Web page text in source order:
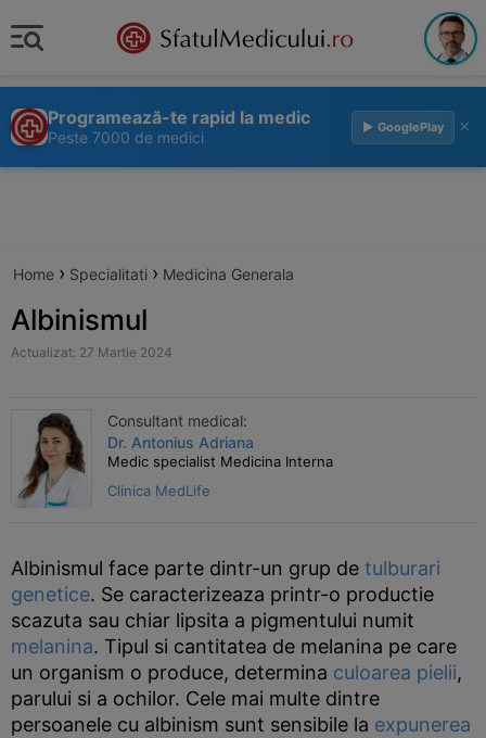
Programează-te rapid la medic
Peste 7000 de medici
▶ GooglePlay ×
Home › Specialitati › Medicina Generala
Albinismul
Actualizat: 27 Martie 2024
Consultant medical:
Dr. Antonius Adriana
Medic specialist Medicina Interna
Clinica MedLife
Albinismul face parte dintr-un grup de tulburari
genetice. Se caracterizeaza printr-o productie
scazuta sau chiar lipsita a pigmentului numit
melanina. Tipul si cantitatea de melanina pe care
un organism o produce, determina culoarea pielii,
parului si a ochilor. Cele mai multe dintre
persoanele cu albinism sunt sensibile la expunerea